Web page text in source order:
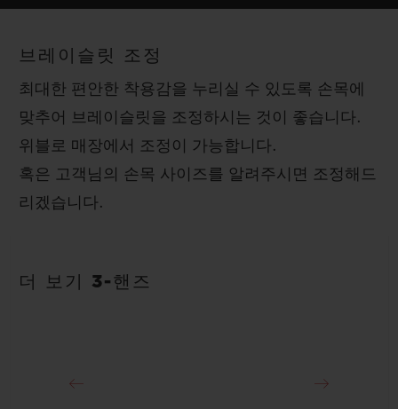
약 48시간
스트랩
클래스프
티타늄 및 블랙 도금 티타늄 스페셜 디플로이언트 버클 클래스프
브레이슬릿 조정
최대한 편안한 착용감을 누리실 수 있도록 손목에
맞추어 브레이슬릿을 조정하시는 것이 좋습니다.
위블로 매장에서 조정이 가능합니다.
혹은 고객님의 손목 사이즈를 알려주시면 조정해드
리겠습니다.
더 보기 3-핸즈